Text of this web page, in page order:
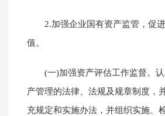
2.加强企业国有资产监管，促
值。
(一)加强资产评估工作监督。
产管理的法律、法规及规章制度，
充规定和实施办法，并组织实施、